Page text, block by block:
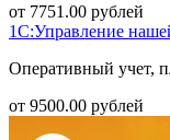
от 7751.00 рублей
1С:Управление
Оперативный учет,
от 9500.00 рублей